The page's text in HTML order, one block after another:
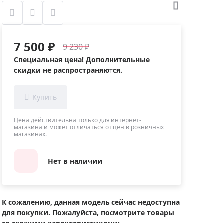
Приборы теплового контроля
Приборы для обслуживания сетей
Влагомеры (датчики влажности)
Лазерные дальномеры
Видеоэндоскопы
Курвиметры
Нивелиры оптические
Прочее
7 500 ₽ 9 230 ₽
Специальная цена! Дополнительные
скидки не распространяются.
Цена действительна только для интернет-
магазина и может отличаться от цен в розничных
магазинах.
Нет в наличии
К сожалению, данная модель сейчас недоступна
для покупки. Пожалуйста, посмотрите товары